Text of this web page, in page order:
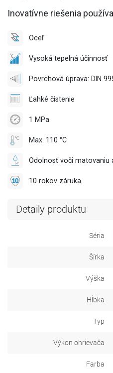
Inovatívne riešenia
Oceľ
Vysoká tepelná účinnosť
Povrchová úprava: DIN
Ľahké čistenie
1 MPa
Max. 110 °C
Odolnosť voči matovaniu
10 rokov záruka
Detaily produktu
Séria
Šírka
Výška
Hĺbka
Typ
Výkon ohrievača
Farba